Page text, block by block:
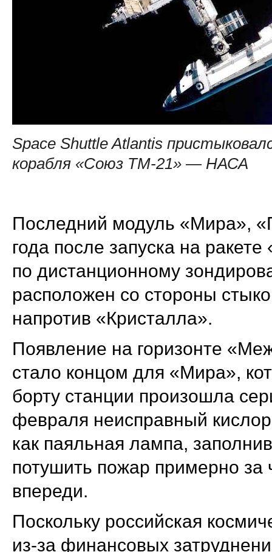
Space Shuttle Atlantis
корабля «Союз ТМ-21» — НАСА
Последний модуль «Мира»,
года после запуска на
по дистанционному
расположен со стороны
напротив «Кристалла».
Появление на горизонте
стало концом для «Мира»,
борту станции произошла
февраля неисправный
как паяльная лампа,
потушить пожар примерно
впереди.
Поскольку российская
из-за финансовых